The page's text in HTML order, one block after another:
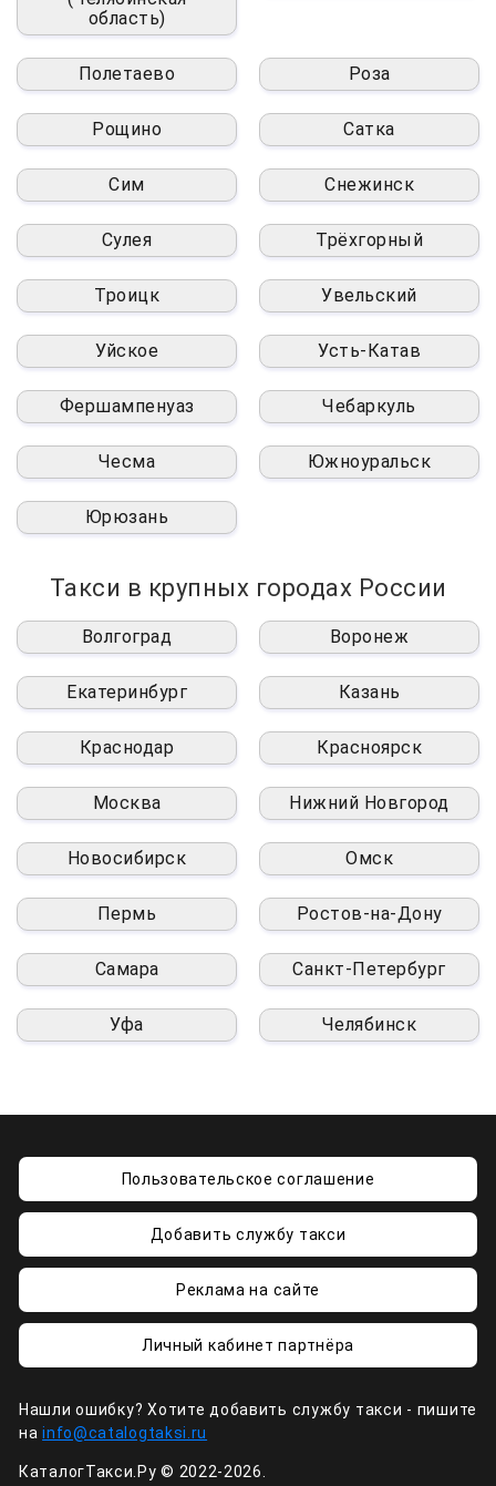
область)
Полетаево Роза
Рощино Сатка
Сим Снежинск
Сулея Трёхгорный
Троицк Увельский
Уйское Усть-Катав
Фершампенуаз Чебаркуль
Чесма Южноуральск
Юрюзань
Такси в крупных городах России
Волгоград Воронеж
Екатеринбург Казань
Краснодар Красноярск
Москва Нижний Новгород
Новосибирск Омск
Пермь Ростов-на-Дону
Самара Санкт-Петербург
Уфа Челябинск
Пользовательское соглашение
Добавить службу такси
Реклама на сайте
Личный кабинет партнёра
Нашли ошибку? Хотите добавить службу такси - пишите
наinfo@catalogtaksi.ru
КаталогТакси.Ру © 2022-2026.